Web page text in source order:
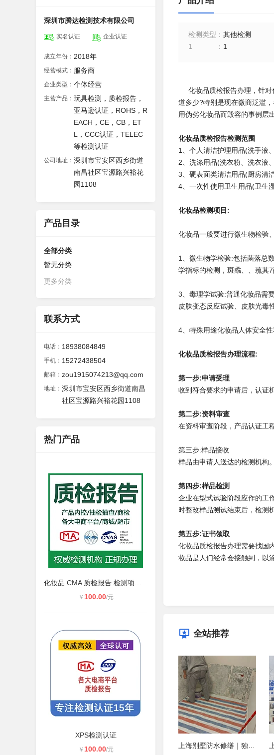
深圳市腾达检测技术有限公司
实名认证 企业认证
成立年份： 2018年
经营模式： 服务商
企业类型： 个体经营
主营产品： 玩具检测，质检报告，
亚马逊认证，ROHS，R
EACH，CE，CB，ET
L，CCC认证，TELEC
等检测认证
公司地址： 深圳市宝安区西乡街道
南昌社区宝源路兴裕花
园1108
产品目录
全部分类
暂无分类
更多分类
联系方式
电话： 18938084849
手机： 15272438504
邮箱： zou1915074213@qq.com
地址： 深圳市宝安区西乡街道南昌
社区宝源路兴裕花园1108
热门产品
￥ 100.00/元
XPS检测认证
￥ 100.00/元
检测类型 ： 其他检测
1
： 1
化妆品质检报告办理，针对
道多少?特别是现在微商泛滥
用伪劣化妆品而毁容的事例层
化妆品质检报告检测范围
1、个人清洁护理用品(洗手液
2、洗涤用品(洗衣粉、洗衣液
3、硬表面类清洁用品(厨房清
4、一次性使用卫生用品(卫生
化妆品检测项目:
化妆品一般要进行微生物检验
1、微生物学检验:包括菌落总
学指标的检测，斑蟊、、巯其
3、毒理学试验:普通化妆品需
皮肤变态反应试验、皮肤光毒
4、特殊用途化妆品人体安全
化妆品质检报告办理流程:
第一步:申请受理
收到符合要求的申请后，认证
第二步:资料审查
在资料审查阶段，产品认证工
第三步:样品接收
样品由申请人送达的检测机构。
第四步:样品检测
企业在型式试验阶段应作的工
时整改样品测试结束后，检测
第五步:证书领取
化妆品质检报告办理需要找国
妆品是人们经常会接触到，以
全站推荐